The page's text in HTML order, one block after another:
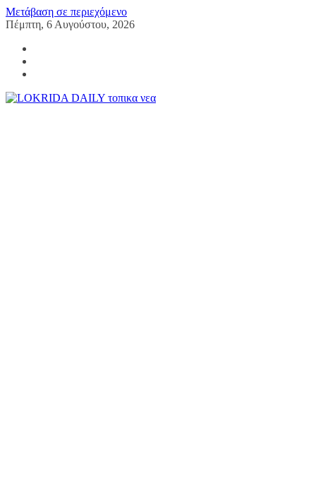
Μετάβαση σε περιεχόμενο
Πέμπτη, 6 Αυγούστου, 2026